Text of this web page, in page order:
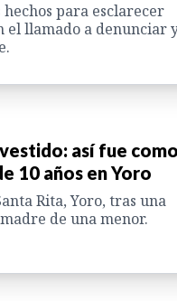
para esclarecer
el llamado a denunciar
así fue como
10 años en Yoro
Rita, Yoro, tras una
de una menor.